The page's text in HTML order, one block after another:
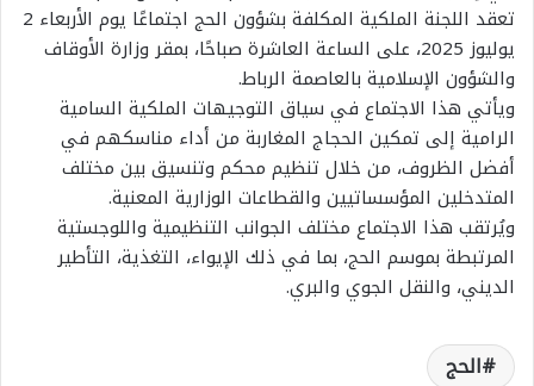
تعقد اللجنة الملكية المكلفة بشؤون الحج اجتماعًا يوم الأربعاء 2
يوليوز 2025، على الساعة العاشرة صباحًا، بمقر وزارة الأوقاف
والشؤون الإسلامية بالعاصمة الرباط.
ويأتي هذا الاجتماع في سياق التوجيهات الملكية السامية
الرامية إلى تمكين الحجاج المغاربة من أداء مناسكهم في
أفضل الظروف، من خلال تنظيم محكم وتنسيق بين مختلف
المتدخلين المؤسساتيين والقطاعات الوزارية المعنية.
ويُرتقب هذا الاجتماع مختلف الجوانب التنظيمية واللوجستية
المرتبطة بموسم الحج، بما في ذلك الإيواء، التغذية، التأطير
الديني، والنقل الجوي والبري.
الحج